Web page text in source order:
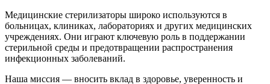
Медицинские стерилизаторы широко используются в
больницах, клиниках, лабораториях и других медицинских
учреждениях. Они играют ключевую роль в поддержании
стерильной среды и предотвращении распространения
инфекционных заболеваний.
Наша миссия — вносить вклад в здоровье, уверенность и